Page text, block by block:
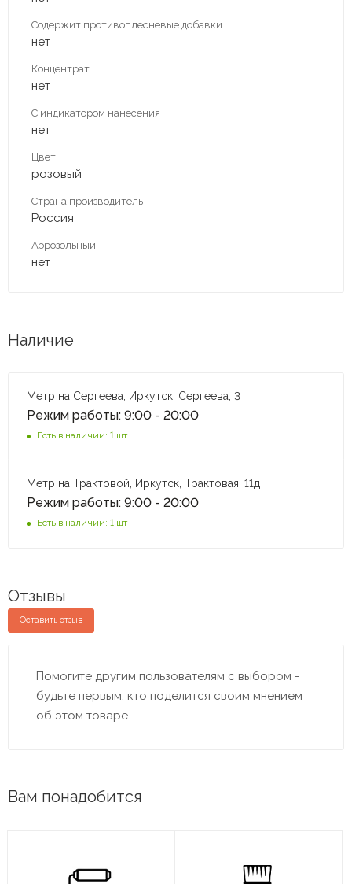
Содержит противоплесневые добавки
нет
Концентрат
нет
С индикатором нанесения
нет
Цвет
розовый
Страна производитель
Россия
Аэрозольный
нет
Наличие
Метр на Сергеева, Иркутск, Сергеева, 3
Режим работы: 9:00 - 20:00
Есть в наличии: 1 шт
Метр на Трактовой, Иркутск, Трактовая, 11д
Режим работы: 9:00 - 20:00
Есть в наличии: 1 шт
Отзывы
Оставить отзыв
Помогите другим пользователям с выбором -
будьте первым, кто поделится своим мнением
об этом товаре
Вам понадобится